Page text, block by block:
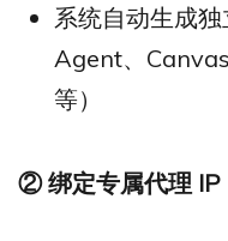
系统自动生成
Agent、
等）
②绑定专属代理 IP